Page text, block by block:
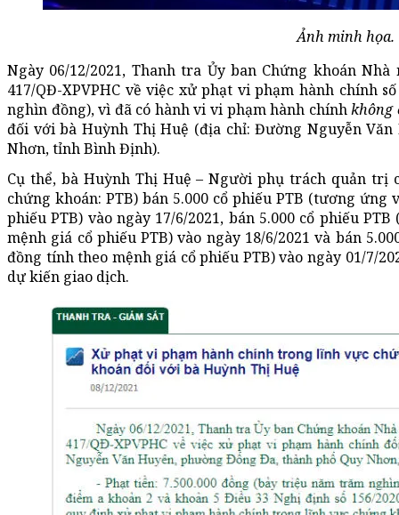
Ảnh minh họa.
Ngày 06/12/2021, Thanh tra Ủy ban Chứng khoán
417/QĐ-XPVPHC về việc xử phạt vi phạm hành chính
nghìn đồng), vì đã có hành vi vi phạm hành chínhkhông
đối với bà Huỳnh Thị Huệ (địa chỉ: Đường Nguyễn
Nhơn, tỉnh Bình Định).
Cụ thể, bà Huỳnh Thị Huệ – Người phụ trách quản trị
chứng khoán: PTB) bán 5.000 cổ phiếu PTB (tương ứng
phiếu PTB) vào ngày 17/6/2021, bán 5.000 cổ phiếu
mệnh giá cổ phiếu PTB) vào ngày 18/6/2021 và bán
đồng tính theo mệnh giá cổ phiếu PTB) vào ngày 01/7/
dự kiến giao dịch.